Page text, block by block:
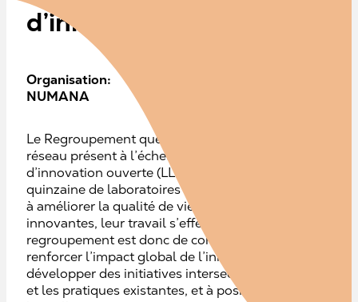
d’innovation dédiés aux
Organisation:
NUMANA
Le Regroupement québécois des laboratoires
réseau présent à l’échelle du Québec. Soutenu par
d’innovation ouverte (LLio) du CCTT de
quinzaine de laboratoires vivants œuvrant à relever
à améliorer la qualité de vie des aînés. Bien que
innovantes, leur travail s’effectue souvent de
regroupement est donc de connecter, de soutenir et
renforcer l’impact global de l’innovation en
développer des initiatives intersectorielles, à
et les pratiques existantes, et à positionner le